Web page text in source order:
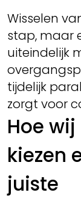
Wisselen
stap, maar
uiteindelijk
tijdelijk
zorgt voor
Hoe
kiezen
juiste